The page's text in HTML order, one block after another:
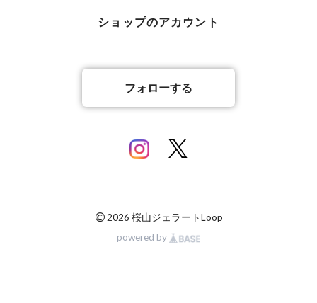
ショップのアカウント
フォローする
© 2026 桜山ジェラートLoop
powered by